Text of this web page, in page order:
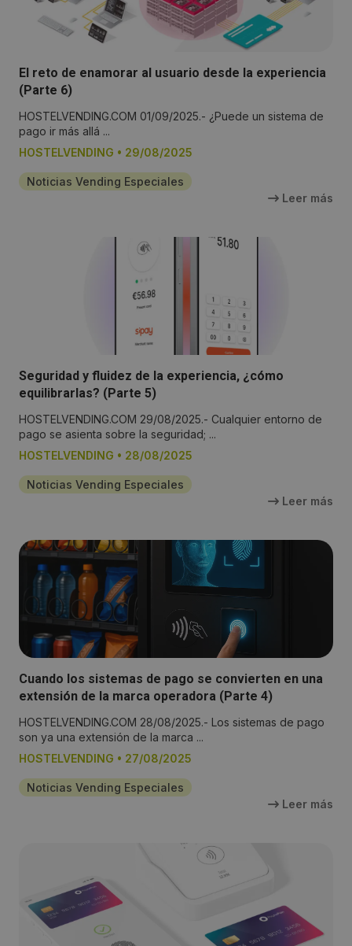
El reto de enamorar al usuario desde la experiencia
(Parte 6)
HOSTELVENDING.COM 01/09/2025.- ¿Puede un sistema de
pago ir más allá ...
HOSTELVENDING • 29/08/2025
Noticias Vending Especiales
Leer más
Seguridad y fluidez de la experiencia, ¿cómo
equilibrarlas? (Parte 5)
HOSTELVENDING.COM 29/08/2025.- Cualquier entorno de
pago se asienta sobre la seguridad; ...
HOSTELVENDING • 28/08/2025
Noticias Vending Especiales
Leer más
Cuando los sistemas de pago se convierten en una
extensión de la marca operadora (Parte 4)
HOSTELVENDING.COM 28/08/2025.- Los sistemas de pago
son ya una extensión de la marca ...
HOSTELVENDING • 27/08/2025
Noticias Vending Especiales
Leer más